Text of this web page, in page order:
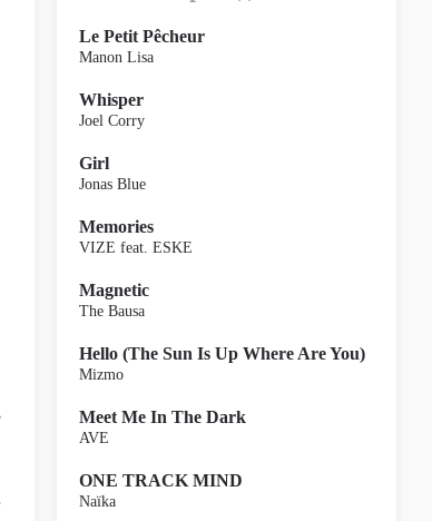
Le Petit Pêcheur
Manon Lisa
Whisper
Joel Corry
Girl
Jonas Blue
Memories
VIZE feat. ESKE
Magnetic
The Bausa
Hello (The Sun Is Up Where Are You)
Mizmo
Meet Me In The Dark
AVE
ONE TRACK MIND
Naïka